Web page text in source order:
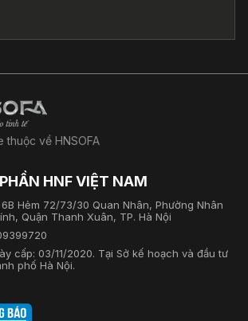
thuộc về HNSOFA
HNF VIỆT NAM
6B Hẻm 72/73/30 Quan Nhân, Phường Nhân
Quận Thanh Xuân, TP. Hà Nội
cấp: 03/11/2020. Tại Sở kế hoạch và đầu tư
phố Hà Nội.